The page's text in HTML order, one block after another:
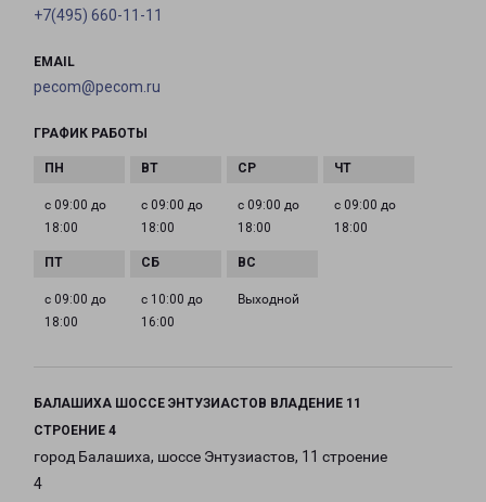
+7(495) 660-11-11
EMAIL
pecom@pecom.ru
ГРАФИК РАБОТЫ
с 09:00 до
18:00
с 09:00 до
18:00
с 09:00 до
18:00
с 09:00 до
18:00
с 09:00 до
18:00
с 10:00 до
16:00
Выходной
БАЛАШИХА ШОССЕ ЭНТУЗИАСТОВ ВЛАДЕНИЕ 11
СТРОЕНИЕ 4
город Балашиха, шоссе Энтузиастов, 11 строение
4